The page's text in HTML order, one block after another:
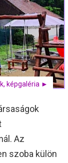
képgaléria ►
Az
szoba külön